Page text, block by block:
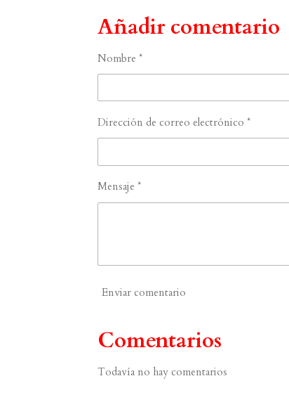
Añadir comentario
Nombre *
Dirección de correo electrónico *
Mensaje *
Enviar comentario
Comentarios
Todavía no hay comentarios